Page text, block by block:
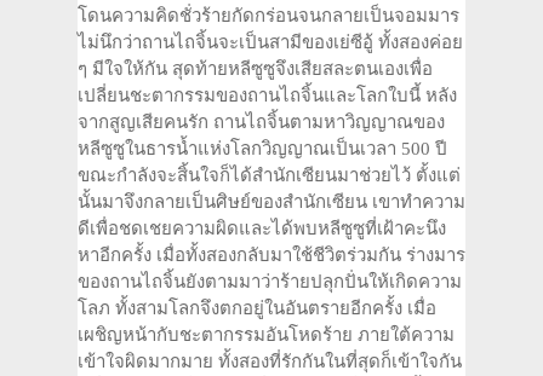
โดนความคิดชั่วร้ายกัดกร่อนจนกลายเป็นจอมมาร
ไม่นึกว่าถานไถจิ้นจะเป็นสามีของเย่ซีอู้ ทั้งสองค่อย
ๆ มีใจให้กัน สุดท้ายหลีซูซูจึงเสียสละตนเองเพื่อ
เปลี่ยนชะตากรรมของถานไถจิ้นและโลกใบนี้ หลัง
จากสูญเสียคนรัก ถานไถจิ้นตามหาวิญญาณของ
หลีซูซูในธารน้ำแห่งโลกวิญญาณเป็นเวลา 500 ปี
ขณะกำลังจะสิ้นใจก็ได้สำนักเซียนมาช่วยไว้ ตั้งแต่
นั้นมาจึงกลายเป็นศิษย์ของสำนักเซียน เขาทำความ
ดีเพื่อชดเชยความผิดและได้พบหลีซูซูที่เฝ้าคะนึง
หาอีกครั้ง เมื่อทั้งสองกลับมาใช้ชีวิตร่วมกัน ร่างมาร
ของถานไถจิ้นยังตามมาว่าร้ายปลุกปั่นให้เกิดความ
โลภ ทั้งสามโลกจึงตกอยู่ในอันตรายอีกครั้ง เมื่อ
เผชิญหน้ากับชะตากรรมอันโหดร้าย ภายใต้ความ
เข้าใจผิดมากมาย ทั้งสองที่รักกันในที่สุดก็เข้าใจกัน